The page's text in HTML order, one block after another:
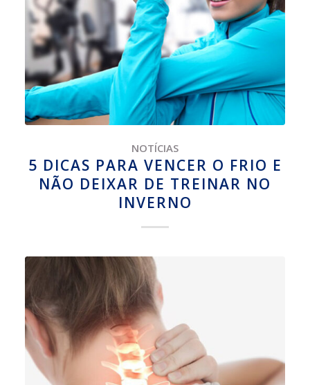
NOTÍCIAS
5 DICAS PARA VENCER O FRIO E
NÃO DEIXAR DE TREINAR NO
INVERNO